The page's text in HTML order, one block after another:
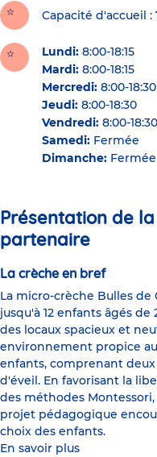
Capacité d'accueil
Lundi: 8:00-18:15
Mardi: 8:00-18:15
Mercredi: 8:00-18:30
Jeudi: 8:00-18:30
Vendredi: 8:00-18:30
Samedi: Fermée
Dimanche: Fermée
Présentation de
partenaire
La crèche en bref
La micro-crèche Bulles de
jusqu'à 12 enfants âgés
des locaux spacieux et
environnement propice
enfants, comprenant
d'éveil. En favorisant la
des méthodes
projet pédagogique
choix des enfants.
En savoir plus